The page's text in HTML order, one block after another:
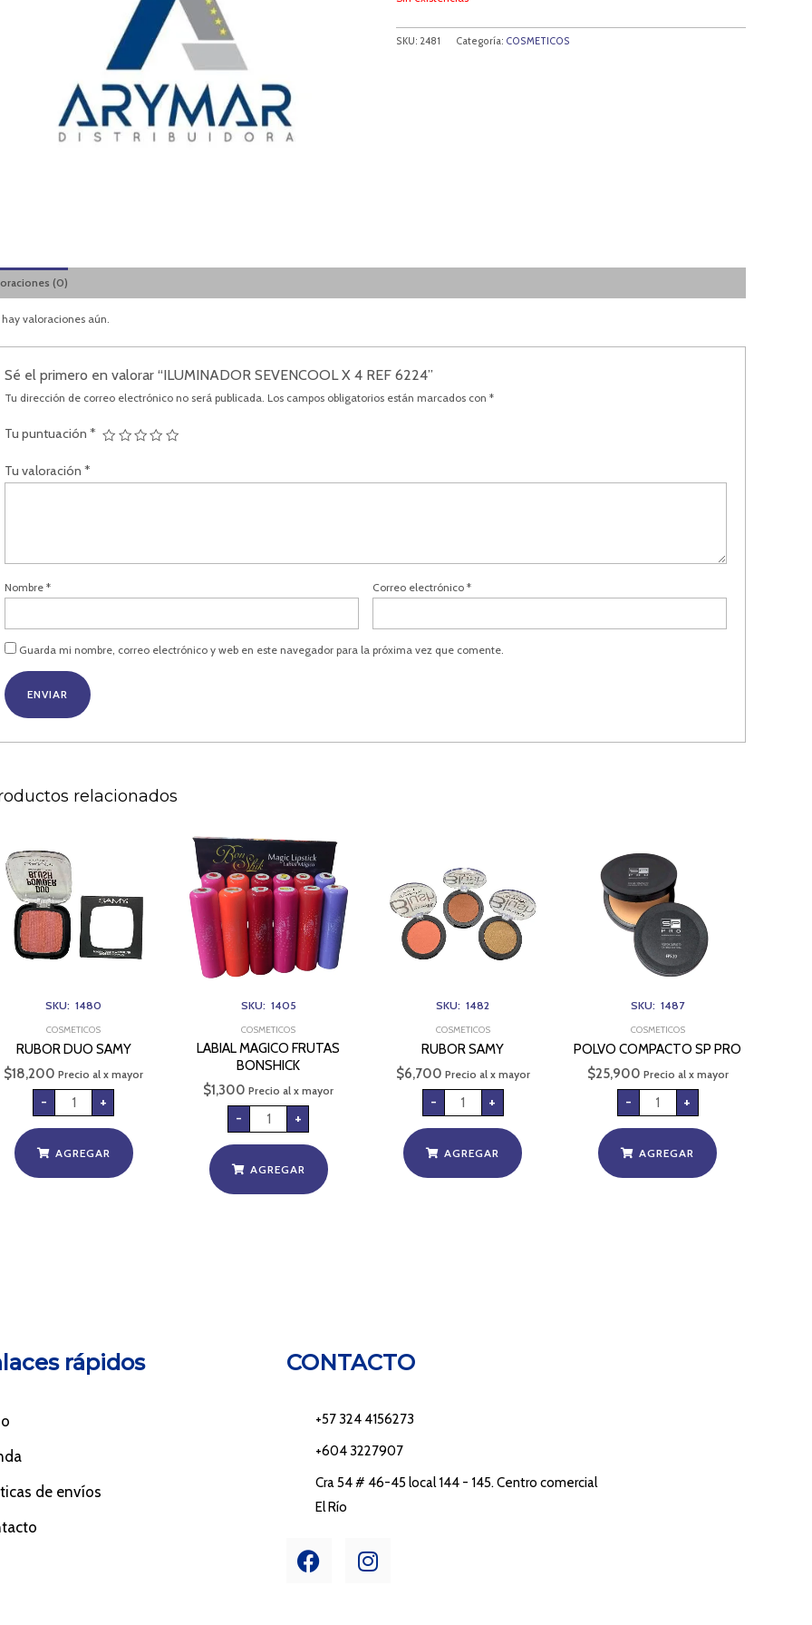
SKU: 2481 Categoría: COSMETICOS
(0)
valoraciones aún.
Sé el primero en valorar “ILUMINADOR SEVENCOOL X 4 REF 6224”
Tu dirección de correo electrónico no será publicada. Los campos obligatorios están marcados con*
Tu puntuación*
Tu valoración*
Nombre* Correo electrónico*
Guarda mi nombre, correo electrónico y web en este navegador para la próxima vez que comente.
relacionados
SKU: 1480
COSMETICOS
RUBOR DUO SAMY
$18,200 Precio al x mayor
-
cantidad
+
AGREGAR
SKU: 1405
COSMETICOS
LABIAL MAGICO FRUTAS
BONSHICK
$1,300 Precio al x mayor
-
FRUTAS
BONSHICK
cantidad
+
AGREGAR
SKU: 1482
COSMETICOS
RUBOR SAMY
$6,700 Precio al x mayor
- +
AGREGAR
SKU: 1487
COSMETICOS
POLVO COMPACTO SP PRO
$25,900 Precio al x mayor
-
PRO
cantidad
+
AGREGAR
rápidos
de envíos
CONTACTO
+57 324 4156273
+604 3227907
Cra 54 # 46-45 local 144 - 145. Centro comercial
El Río
F
a
I
n